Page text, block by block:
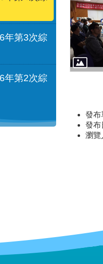
年第3次綜
年第2次綜
發布
發布
瀏覽